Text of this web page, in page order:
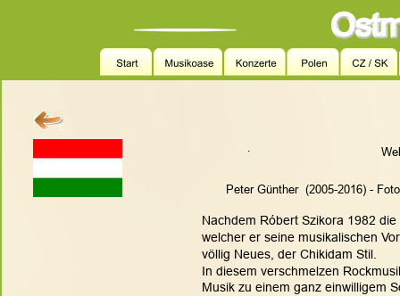
Peter Günther  (2005-2016) -
.
Nachdem Róbert Szikora 1982
welcher er seine musikalischen
völlig Neues, der Chikidam Stil.
In diesem verschmelzen
Musik zu einem ganz einwilligem